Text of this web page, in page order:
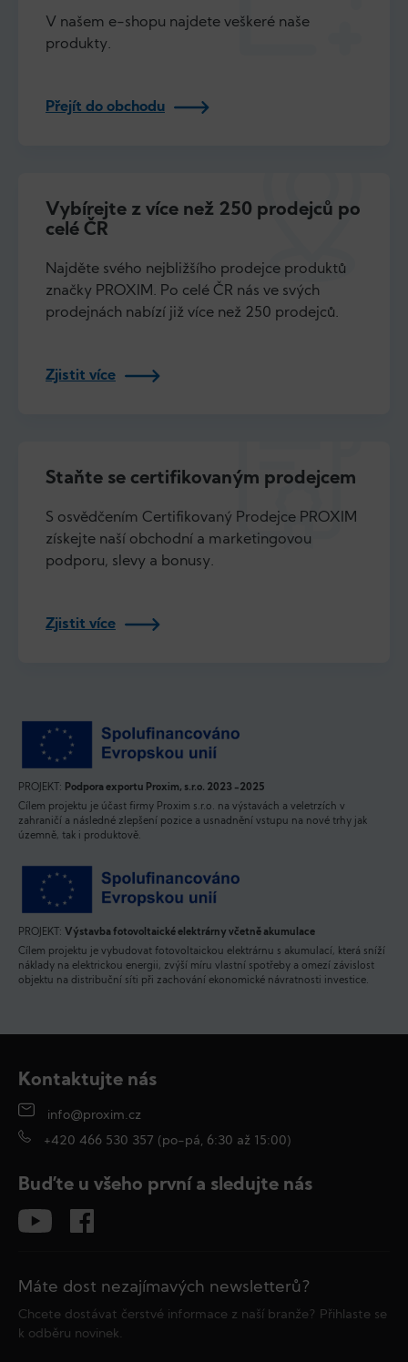
V našem e-shopu najdete veškeré naše
produkty.
Přejít do obchodu
Vybírejte z více než 250 prodejců po
celé ČR
Najděte svého nejbližšího prodejce produktů
značky PROXIM. Po celé ČR nás ve svých
prodejnách nabízí již více než 250 prodejců.
Zjistit více
Staňte se certifikovaným prodejcem
S osvědčením Certifikovaný Prodejce PROXIM
získejte naší obchodní a marketingovou
podporu, slevy a bonusy.
Zjistit více
PROJEKT: Podpora exportu Proxim, s.r.o. 2023 -2025
Cílem projektu je účast firmy Proxim s.r.o. na výstavách a veletrzích v
zahraničí a následné zlepšení pozice a usnadnění vstupu na nové trhy jak
územně, tak i produktově.
PROJEKT: Výstavba fotovoltaické elektrárny včetně akumulace
Cílem projektu je vybudovat fotovoltaickou elektrárnu s akumulací, která sníží
náklady na elektrickou energii, zvýší míru vlastní spotřeby a omezí závislost
objektu na distribuční síti při zachování ekonomické návratnosti investice.
Kontaktujte nás
info@proxim.cz
+420 466 530 357 (po-pá, 6:30 až 15:00)
Buďte u všeho první a sledujte nás
Máte dost nezajímavých newsletterů?
Chcete dostávat čerstvé informace z naší branže? Přihlaste se
k odběru novinek.